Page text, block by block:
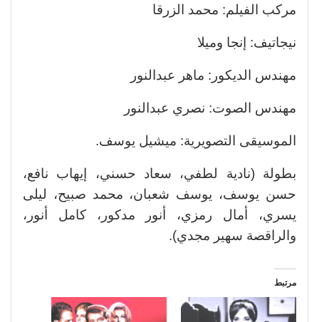
مركب الفيلم: محمد الزرقا
نيجاتيف: إنجا وميلا
مهندس الديكور: ماهر عبدالنور
مهندس الصوت: نصري عبدالنور
الموسيقى التصويرية: ميشيل يوسف.
بطولة (نادية لطفي، سعاد حسني، إيهاب نافع،
حسن يوسف، يوسف شعبان، محمد صبيح، ليلى
يسري، أمال رمزي، أنور مدكور، كامل أنور،
والراقصة سهير مجدي).
مرتبط